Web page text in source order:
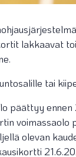
lakkaavat
tai
päättyy
olevan